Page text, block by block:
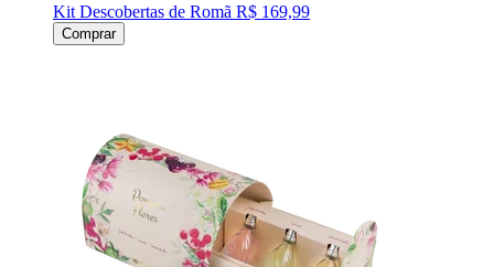
Kit Descobertas de Romã R$ 169,99
Comprar